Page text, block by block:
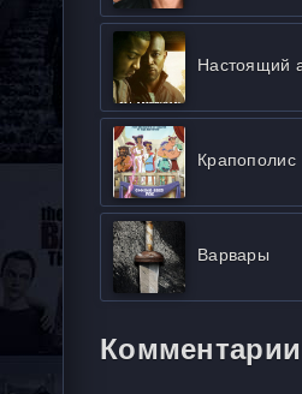
Настоящий
Крапополис
Варвары
Комментарии